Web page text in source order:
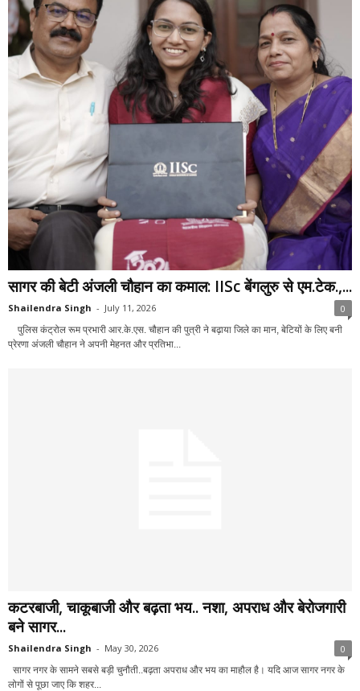
सागर की बेटी अंजली चौहान का कमाल: IISc बेंगलुरु से एम.टेक.,...
Shailendra Singh - July 11, 2026 0
पुलिस कंट्रोल रूम प्रभारी आर.के.एस. चौहान की पुत्री ने बढ़ाया जिले का मान, बेटियों के लिए बनी
प्रेरणा अंजली चौहान ने अपनी मेहनत और प्रतिभा...
कटरबाजी, चाकूबाजी और बढ़ता भय.. नशा, अपराध और बेरोजगारी
बने सागर...
Shailendra Singh - May 30, 2026 0
सागर नगर के सामने सबसे बड़ी चुनौती..बढ़ता अपराध और भय का माहौल है। यदि आज सागर नगर के
लोगों से पूछा जाए कि शहर...